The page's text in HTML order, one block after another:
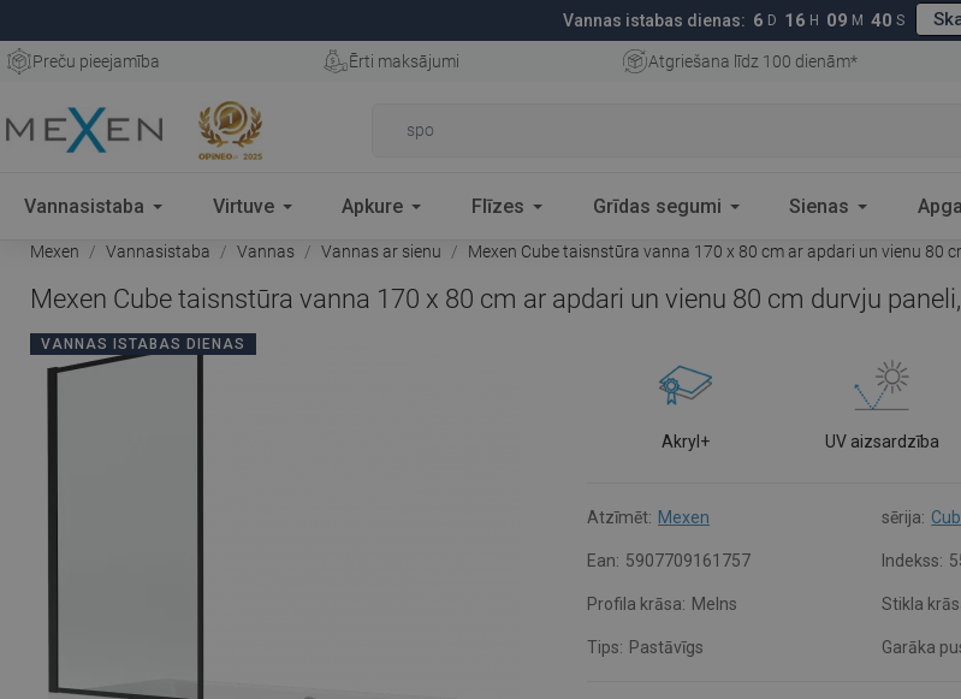
Vannas istabas dienas: 6 D 16 H 09 M 39 S
Preču pieejamība Ērti maksājumi Atgriešana līdz 100 dienām*
Vannasistaba Virtuve Apkure Flīzes Grīdas segumi Sienas
Mexen Vannasistaba Vannas Vannas ar sienu Mexen Cube taisnstūra vanna 170 x 80 cm ar apdari un vienu 80
Mexen Cube taisnstūra vanna 170 x 80 cm ar apdari un vienu 80 cm durvju
VANNAS ISTABAS DIENAS
Akryl+ UV aizsardzība
Atzīmēt: Mexen sērija:
Ean: 5907709161757 Indekss:
Profila krāsa: Melns Stikla
Tips: Pastāvīgs Garāka